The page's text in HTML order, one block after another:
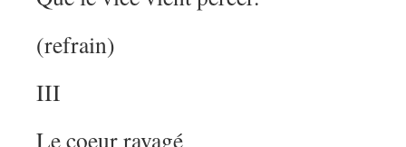
(refrain)
III
Le coeur ravagé